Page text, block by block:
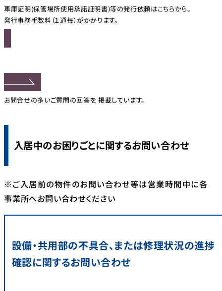
車庫証明(保管場所使用承諾証明書)等の発行依頼はこちらから。
発行事務手数料（１通毎）がかかります。
お問合せの多いご質問の回答を 掲載しています。
入居中のお困りごとに関するお問い合わせ
※ご入居前の物件のお問い合わせ等は営業時間中に各
事業所へお問い合わせください
設備・共用部の不具合、または修理状況の進捗
確認に関するお問い合わせ